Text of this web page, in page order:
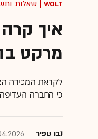
Wolt | שאלות
מרקט
לקראת המכירה
כי החברה
נבו שפיר